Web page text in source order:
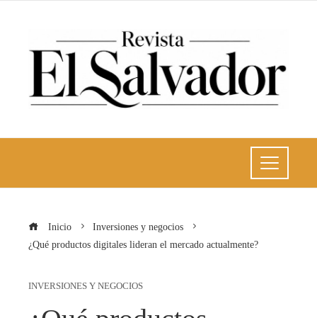
Inicio
Inversiones y negocios
¿Qué productos digitales lideran el mercado actualmente?
INVERSIONES Y NEGOCIOS